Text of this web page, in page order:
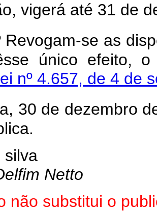
vigerá até 31 de
Revogam-se as
único efeito,
nº 4.657, de 4 de
30 de dezembro
silva
Netto
não substitui o